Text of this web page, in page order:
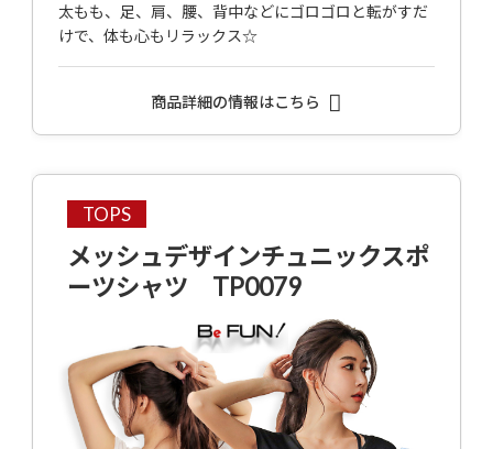
太もも、足、肩、腰、背中などにゴロゴロと転がすだ
けで、体も心もリラックス☆
商品詳細の情報はこちら
TOPS
メッシュデザインチュニックスポ
ーツシャツ TP0079